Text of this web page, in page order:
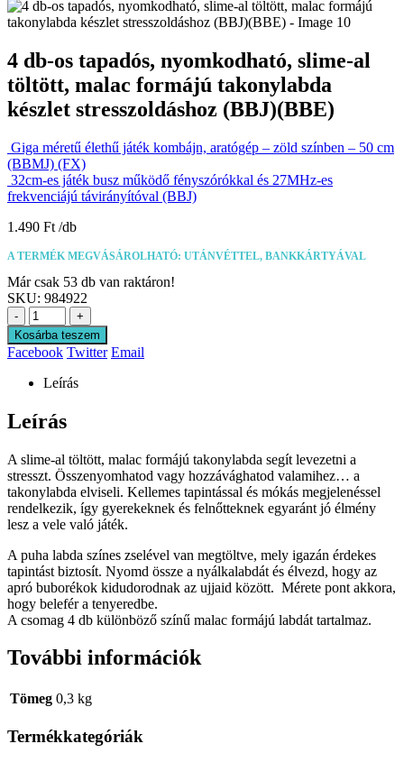
4 db-os tapadós, nyomkodható, slime-al
töltött, malac formájú takonylabda
készlet stresszoldáshoz (BBJ)(BBE)
Giga méretű élethű játék kombájn, aratógép – zöld színben – 50 cm
(BBMJ) (FX)
32cm-es játék busz működő fényszórókkal és 27MHz-es
frekvenciájú távirányítóval (BBJ)
1.490 Ft
A TERMÉK MEGVÁSÁROLHATÓ: UTÁNVÉTTEL, BANKKÁRTYÁVAL
Már csak 53 db van raktáron!
SKU: 984922
-
+
Kosárba teszem
Facebook Twitter Email
Leírás
Leírás
A slime-al töltött, malac formájú takonylabda segít levezetni a
stresszt. Összenyomhatod vagy hozzávághatod valamihez… a
takonylabda elviseli. Kellemes tapintással és mókás megjelenéssel
rendelkezik, így gyerekeknek és felnőtteknek egyaránt jó élmény
lesz a vele való játék.
A puha labda színes zselével van megtöltve, mely igazán érdekes
tapintást biztosít. Nyomd össze a nyálkalabdát és élvezd, hogy az
apró buborékok kidudorodnak az ujjaid között. Mérete pont akkora,
hogy belefér a tenyeredbe.
A csomag 4 db különböző színű malac formájú labdát tartalmaz.
További információk
Tömeg 0,3 kg
Termékkategóriák